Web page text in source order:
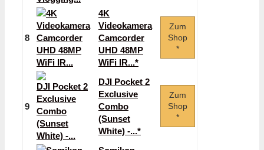
8
4K
Videokamera
Camcorder
UHD 48MP
WiFi IR...*
Zum
Shop
*
9
DJI Pocket 2
Exclusive
Combo
(Sunset
White) -...*
Zum
Shop
*